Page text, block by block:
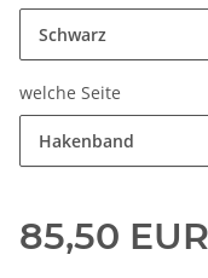
Schwarz
welche Seite
Hakenband
85,50 EUR